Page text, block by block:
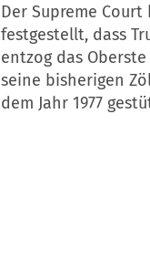
Der Supreme
festgestellt, dass
entzog das Oberste
seine bisherigen
dem Jahr 1977